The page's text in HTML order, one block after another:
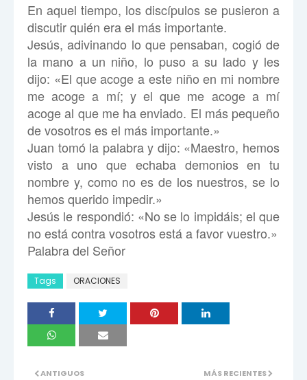
En aquel tiempo, los discípulos se pusieron a
discutir quién era el más importante.
Jesús, adivinando lo que pensaban, cogió de
la mano a un niño, lo puso a su lado y les
dijo: «El que acoge a este niño en mi nombre
me acoge a mí; y el que me acoge a mí
acoge al que me ha enviado. El más pequeño
de vosotros es el más importante.»
Juan tomó la palabra y dijo: «Maestro, hemos
visto a uno que echaba demonios en tu
nombre y, como no es de los nuestros, se lo
hemos querido impedir.»
Jesús le respondió: «No se lo impidáis; el que
no está contra vosotros está a favor vuestro.»
Palabra del Señor
Tags ORACIONES
MÁS RECIENTES
ANTIGUOS